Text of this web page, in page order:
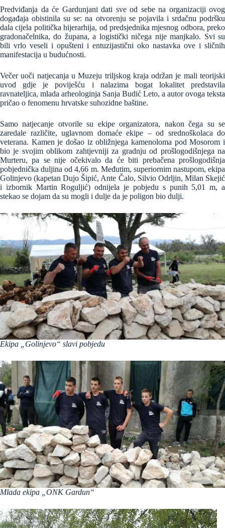
Predviđanja da će Gardunjani dati sve od sebe na organizaciji ovog
događaja obistinila su se: na otvorenju se pojavila i srdačnu podršku
dala cijela politička hijerarhija, od predsjednika mjesnog odbora, preko
gradonačelnika, do župana, a logistički ničega nije manjkalo. Svi su
bili vrlo veseli i opušteni i entuzijastični oko nastavka ove i sličnih
manifestacija u budućnosti.
Večer uoči natjecanja u Muzeju triljskog kraja održan je mali teorijski
uvod gdje je poviješću i nalazima bogat lokalitet predstavila
ravnateljica, mlada arheologinja Sanja Budić Leto, a autor ovoga teksta
pričao o fenomenu hrvatske suhozidne baštine.
Samo natjecanje otvorile su ekipe organizatora, nakon čega su se
zaredale različite, uglavnom domaće ekipe – od srednoškolaca do
veterana. Kamen je došao iz obližnjega kamenoloma pod Mosorom i
bio je svojim oblikom zahtjevniji za gradnju od prošlogodišnjega na
Murteru, pa se nije očekivalo da će biti prebačena prošlogodišnja
pobjednička duljina od 4,66 m. Međutim, superiornim nastupom, ekipa
Golinjevo (kapetan Dujo Šipić, Ante Čalo, Silvio Odrljin, Milan Skejić
i izbornik Martin Roguljić) odnijela je pobjedu s punih 5,01 m, a
stekao se dojam da su mogli i dulje da je poligon bio dulji.
Ekipa „Golinjevo“ slavi pobjedu
Mlada ekipa „ONK Gardun“